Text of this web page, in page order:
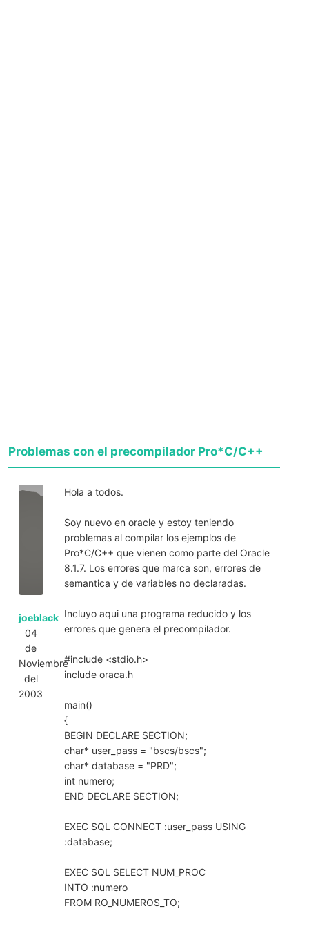
Problemas con el precompilador Pro*C/C++
joeblack
04
de
Noviembre
del
2003
Hola a todos.
Soy nuevo en oracle y estoy teniendo
problemas al compilar los ejemplos de
Pro*C/C++ que vienen como parte del Oracle
8.1.7. Los errores que marca son, errores de
semantica y de variables no declaradas.
Incluyo aqui una programa reducido y los
errores que genera el precompilador.
#include <stdio.h>
include oraca.h
main()
{
BEGIN DECLARE SECTION;
char* user_pass = "bscs/bscs";
char* database = "PRD";
int numero;
END DECLARE SECTION;
EXEC SQL CONNECT :user_pass USING
:database;
EXEC SQL SELECT NUM_PROC
INTO :numero
FROM RO_NUMEROS_TO;